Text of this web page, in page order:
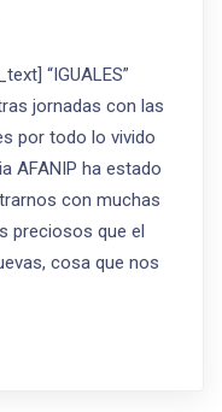
“IGUALES”
jornadas con las
por todo lo vivido
AFANIP ha estado
con muchas
preciosos que el
cosa que nos